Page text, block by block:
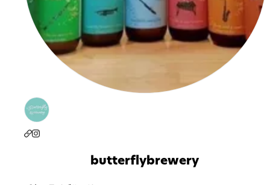
butterflybrewery